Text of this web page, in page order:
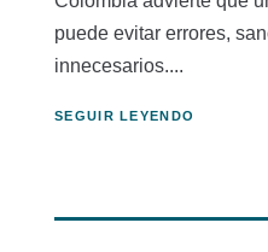
puede evitar errores,
innecesarios....
SEGUIR LEYENDO